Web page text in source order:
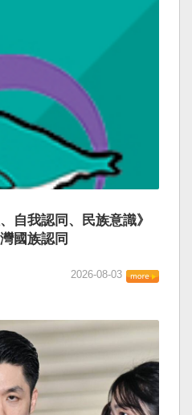
自我認同、民族意識》
國族認同
2026-08-03